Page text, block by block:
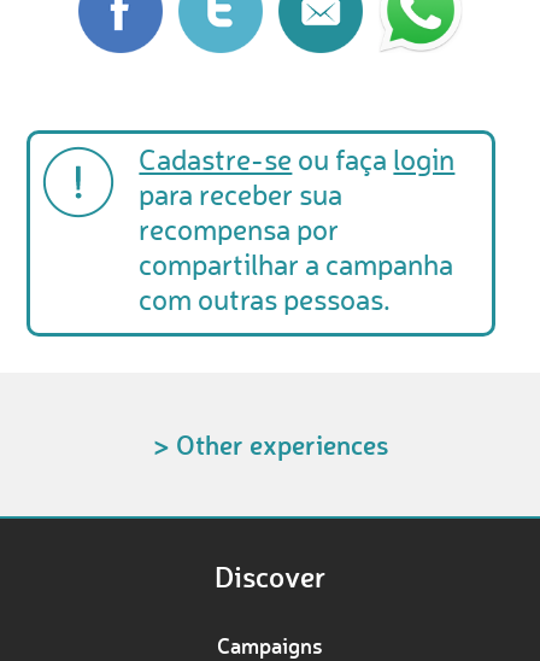
Cadastre-se ou faça login
para receber sua
recompensa por
compartilhar a campanha
com outras pessoas.
> Other experiences
Discover
Campaigns